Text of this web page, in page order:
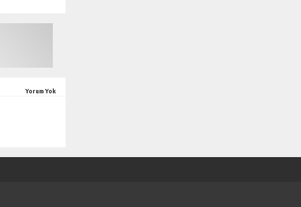
Yorum Yok